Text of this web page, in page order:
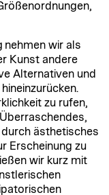
nehmen wir als
Kunst andere
Alternativen und
zu rufen,
ästhetisches
Erscheinung zu
wir kurz mit